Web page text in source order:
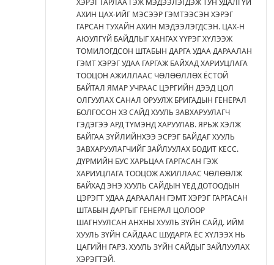
ХЭРЭГ ГАРЛАА ГЭЖ МЭДЭЭЛЭГДЭЖ ТУН УДАЛГҮЙ
АХИН ЦАХ-ИЙГ МЭСЭЭР ГЭМТЭЭСЭН ХЭРЭГ
ГАРСАН ТУХАЙН АХИН МЭДЭЭЛЭГДСЭН. ЦАХ-Н
АЮУЛГҮЙ БАЙДЛЫГ ХАНГАХ ҮҮРЭГ ХҮЛЭЭЖ
ТОМИЛОГДСОН ШТАБЫН ДАРГА УДАА ДАРААЛАН
ГЭМТ ХЭРЭГ УДАА ГАРГАЖ БАЙХАД ХАРИУЦЛАГА
ТООЦОН АЖИЛЛААС ЧӨЛӨӨЛЛӨХ ЁСТОЙ
БАЙТАЛ ЯМАР УЧРААС ЦЭРГИЙН ДЭЭД ЦОЛ
ОЛГУУЛАХ САНАЛ ОРУУЛЖ БРИГАДЫН ГЕНЕРАЛ
БОЛГОСОН ХЗ САЙД ХУУЛЬ ЗАВХАРУУЛАГЧ
ГЭДЭГЭЭ АРД ТҮМЭНД ХАРУУЛАВ. ЯРЬЖ ХЭЛЖ
БАЙГАА ЗҮЙЛИЙНХЭЭ ЭСРЭГ БАЙДАГ ХУУЛЬ
ЗАВХАРУУЛАГЧИЙГ ЗАЙЛУУЛАХ БОДИТ КЕСС.
ДҮРМИЙН БУС ХАРЬЦАА ГАРГАСАН ГЭЖ
ХАРИУЦЛАГА ТООЦОЖ АЖИЛЛААС ЧӨЛӨӨЛЖ
БАЙХАД ЭНЭ ХУУЛЬ САЙДЫН ҮЕД ДОТООДЫН
ЦЭРЭГТ УДАА ДАРААЛАН ГЭМТ ХЭРЭГ ГАРГАСАН
ШТАБЫН ДАРГЫГ ГЕНЕРАЛ ЦОЛООР
ШАГНУУЛСАН АНХНЫ ХУУЛЬ ЗҮЙН САЙД. ИЙМ
ХУУЛЬ ЗҮЙН САЙДААС ШУДАРГА ЁС ХҮЛЭЭХ НЬ
ЦАГИЙН ГАРЗ. ХУУЛЬ ЗҮЙН САЙДЫГ ЗАЙЛУУЛАХ
ХЭРЭГТЭЙ.